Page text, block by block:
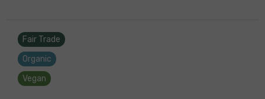
Fair Trade
Organic
Vegan